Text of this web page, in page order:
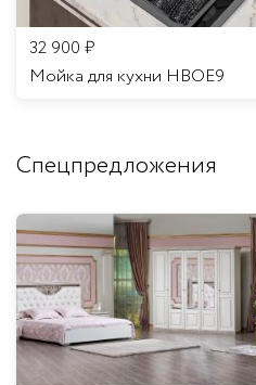
32 900 ₽
Мойка для кухни HBOE9
Спецпредложения